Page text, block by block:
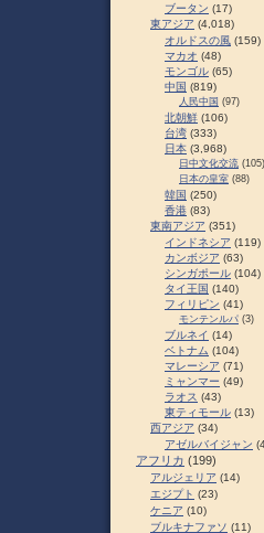
ブータン (17)
東アジア (4,018)
オルドスの風 (159)
マカオ (48)
モンゴル (65)
中国 (819)
人民中国 (97)
北朝鮮 (106)
台湾 (333)
日本 (3,968)
日中文化交流 (105)
日本の皇室 (88)
韓国 (250)
香港 (83)
東南アジア (351)
インドネシア (119)
カンボジア (63)
シンガポール (104)
タイ王国 (140)
フィリピン (41)
モンテンルパ (3)
ブルネイ (14)
ベトナム (104)
マレーシア (71)
ミャンマー (49)
ラオス (43)
東ティモール (13)
西アジア (34)
アゼルバイジャン
アフリカ (199)
アルジェリア (14)
エジプト (23)
ケニア (10)
ブルキナファソ (11)